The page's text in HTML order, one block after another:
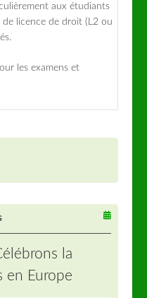
aux étudiants
licence de droit (L2 ou
les examens et
la
en Europe